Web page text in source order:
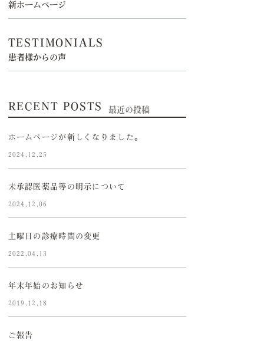
新ホームページ
TESTIMONIALS
患者様からの声
RECENT POSTS 最近の投稿
ホームページが新しくなりました。
2024.12.25
未承認医薬品等の明示について
2024.12.06
土曜日の診療時間の変更
2022.04.13
年末年始のお知らせ
2019.12.18
ご報告